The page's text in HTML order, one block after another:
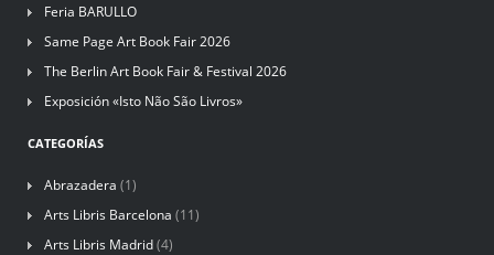
Feria BARULLO
Same Page Art Book Fair 2026
The Berlin Art Book Fair & Festival 2026
Exposición «Isto Não São Livros»
CATEGORÍAS
Abrazadera (1)
Arts Libris Barcelona (11)
Arts Libris Madrid(4)